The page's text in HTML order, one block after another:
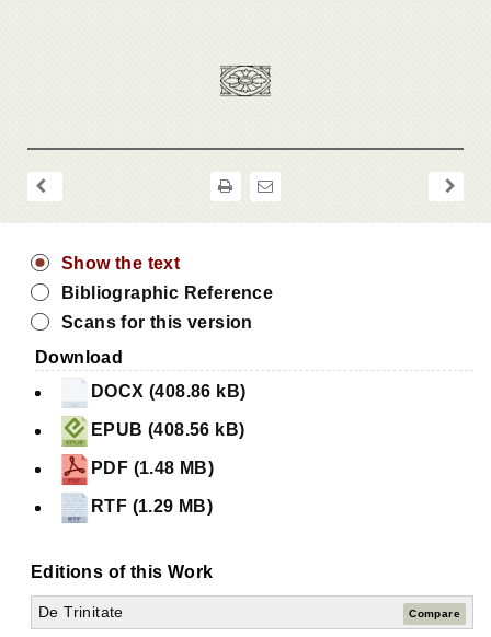
Show the text
Bibliographic Reference
Scans for this version
Download
DOCX (408.86 kB)
EPUB (408.56 kB)
PDF (1.48 MB)
RTF (1.29 MB)
Editions of this Work
De Trinitate Compare